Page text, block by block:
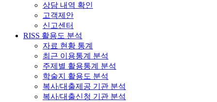
상담 내역 확인
고객제안
신고센터
RISS 활용도 분석
자료 현황 통계
최근 이용통계 분석
주제별 활용통계 분석
학술지 활용도 분석
복사/대출제공 기관 분석
복사/대출신청 기관 분석